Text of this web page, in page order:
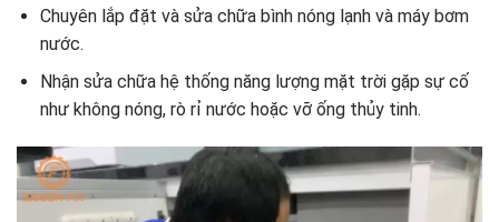
Chuyên lắp đặt và sửa chữa bình nóng lạnh và máy bơm
nước.
Nhận sửa chữa hệ thống năng lượng mặt trời gặp sự cố
như không nóng, rò rỉ nước hoặc vỡ ống thủy tinh.